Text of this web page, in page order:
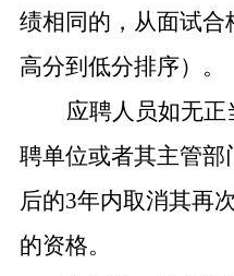
绩相同的，从面试合
高分到低分排序）。
应聘人员如无
聘单位或者其主管
后的3年内取消其再
的资格。